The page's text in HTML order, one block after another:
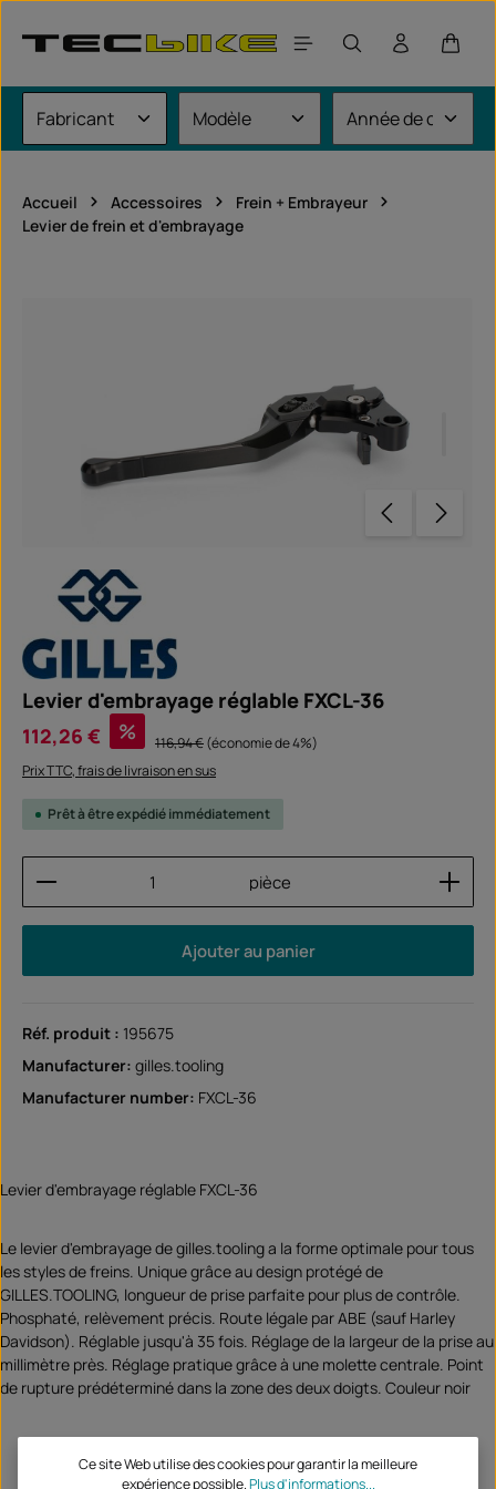
Le
Accueil Accessoires
Frein + Embrayeur
Levier de frein et d'embrayage
Levier d'embrayage réglable FXCL-36
Prix de vente :
112,26 € % Prix régulier :
116,94 €(économie de 4%)
Prix TTC, frais de livraison en sus
Prêt à être expédié immédiatement
Quantité de produit : Entrez la quantité
pièce
Ajouter au panier
Réf. produit : 195675
Manufacturer: gilles.tooling
Manufacturer number: FXCL-36
Levier d'embrayage réglable FXCL-36
Le levier d'embrayage de gilles.tooling a la forme optimale pour tous
les styles de freins. Unique grâce au design protégé de
GILLES.TOOLING, longueur de prise parfaite pour plus de contrôle.
Phosphaté, relèvement précis. Route légale par ABE (sauf Harley
Davidson). Réglable jusqu'à 35 fois. Réglage de la largeur de la prise au
millimètre près. Réglage pratique grâce à une molette centrale. Point
de rupture prédéterminé dans la zone des deux doigts. Couleur noir
Ce site Web utilise des cookies pour garantir la meilleure
expérience possible.Plus d'informations...